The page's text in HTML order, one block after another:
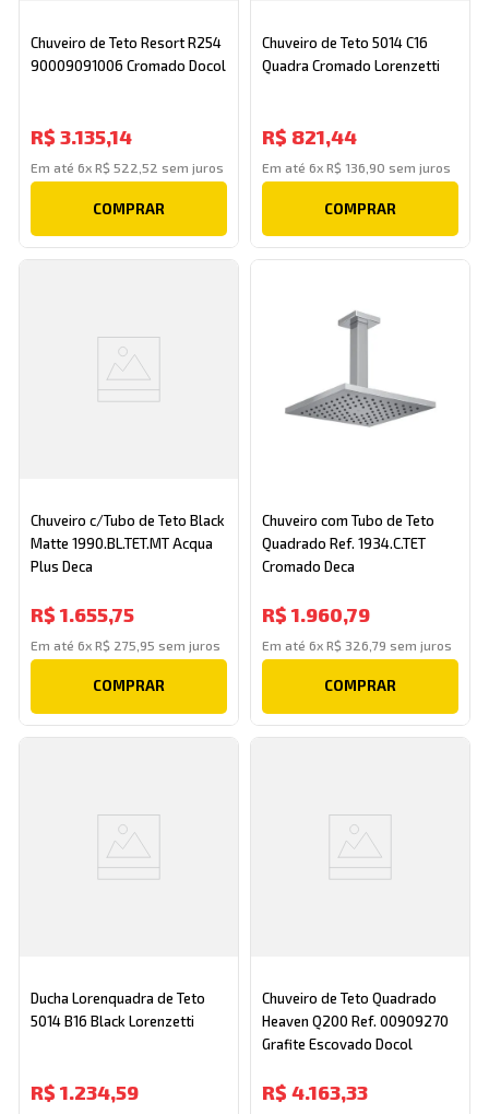
Chuveiro de Teto Resort R254
90009091006 Cromado Docol
R$ 3.135,14
Em até6xR$ 522 ,52 sem juros
COMPRAR
Chuveiro de Teto 5014 C16
Quadra Cromado Lorenzetti
R$ 821,44
Em até 6x R$ 136 90 sem juros
COMPRAR
Chuveiro c/Tubo de Teto Black
Matte 1990.BL.TET.MT Acqua
Plus Deca
R$ 1.655,75
Em até6xR$ 275 95 sem juros
COMPRAR
Chuveiro com Tubo de Teto
Quadrado Ref. 1934.C.TET
Cromado Deca
R$ 1.960,79
Em até 6x R$ 326 79 sem juros
COMPRAR
Ducha Lorenquadra de Teto
5014 B16 Black Lorenzetti
R$ 1.234,59
Chuveiro de Teto Quadrado
Heaven Q200 Ref. 00909270
Grafite Escovado Docol
R$ 4.163,33